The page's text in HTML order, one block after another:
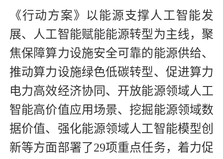
《行动方案》以能源支撑人工智能发
展、人工智能赋能能源转型为主线，聚
焦保障算力设施安全可靠的能源供给、
推动算力设施绿色低碳转型、促进算力
电力高效经济协同、开放能源领域人工
智能高价值应用场景、挖掘能源领域数
据价值、强化能源领域人工智能模型创
新等方面部署了29项重点任务，着力促